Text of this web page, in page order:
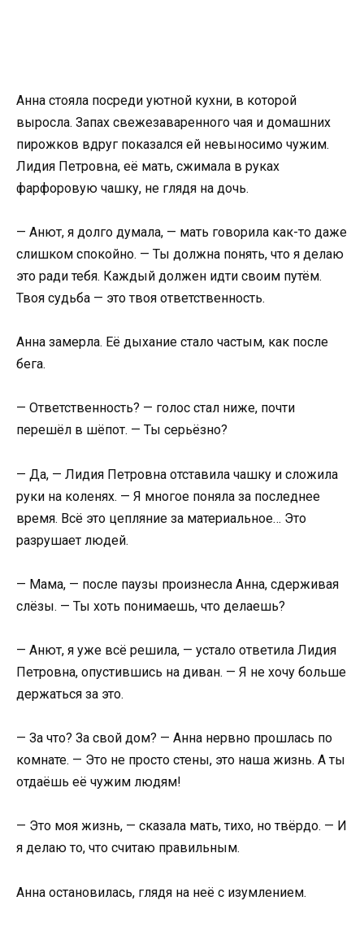
Анна стояла посреди уютной кухни, в которой
выросла. Запах свежезаваренного чая и домашних
пирожков вдруг показался ей невыносимо чужим.
Лидия Петровна, её мать, сжимала в руках
фарфоровую чашку, не глядя на дочь.
— Анют, я долго думала, — мать говорила как-то даже
слишком спокойно. — Ты должна понять, что я делаю
это ради тебя. Каждый должен идти своим путём.
Твоя судьба — это твоя ответственность.
Анна замерла. Её дыхание стало частым, как после
бега.
— Ответственность? — голос стал ниже, почти
перешёл в шёпот. — Ты серьёзно?
— Да, — Лидия Петровна отставила чашку и сложила
руки на коленях. — Я многое поняла за последнее
время. Всё это цепляние за материальное… Это
разрушает людей.
— Мама, — после паузы произнесла Анна, сдерживая
слёзы. — Ты хоть понимаешь, что делаешь?
— Анют, я уже всё решила, — устало ответила Лидия
Петровна, опустившись на диван. — Я не хочу больше
держаться за это.
— За что? За свой дом? — Анна нервно прошлась по
комнате. — Это не просто стены, это наша жизнь. А ты
отдаёшь её чужим людям!
— Это моя жизнь, — сказала мать, тихо, но твёрдо. — И
я делаю то, что считаю правильным.
Анна остановилась, глядя на неё с изумлением.